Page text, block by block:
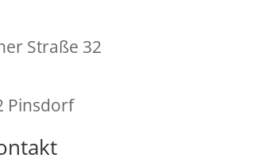
Straße 32
Pinsdorf